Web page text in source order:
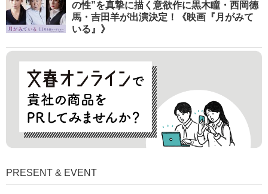
の性”を真摯に描く意欲作に黒木瞳・西岡德
馬・吉田羊が出演決定！《映画『月がみて
いる』》
PRESENT & EVENT